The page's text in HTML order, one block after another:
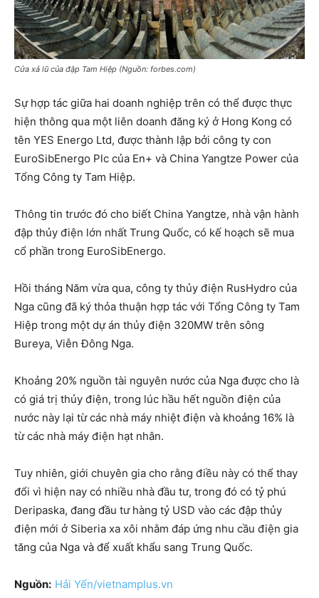
Cửa xả lũ của đập Tam Hiệp (Nguồn: forbes.com)
Sự hợp tác giữa hai doanh nghiệp trên có thể được thực
hiện thông qua một liên doanh đăng ký ở Hong Kong có
tên YES Energo Ltd, được thành lập bởi công ty con
EuroSibEnergo Plc của En+ và China Yangtze Power của
Tổng Công ty Tam Hiệp.
Thông tin trước đó cho biết China Yangtze, nhà vận hành
đập thủy điện lớn nhất Trung Quốc, có kế hoạch sẽ mua
cổ phần trong EuroSibEnergo.
Hồi tháng Năm vừa qua, công ty thủy điện RusHydro của
Nga cũng đã ký thỏa thuận hợp tác với Tổng Công ty Tam
Hiệp trong một dự án thủy điện 320MW trên sông
Bureya, Viễn Đông Nga.
Khoảng 20% nguồn tài nguyên nước của Nga được cho là
có giá trị thủy điện, trong lúc hầu hết nguồn điện của
nước này lại từ các nhà máy nhiệt điện và khoảng 16% là
từ các nhà máy điện hạt nhân.
Tuy nhiên, giới chuyên gia cho rằng điều này có thể thay
đổi vì hiện nay có nhiều nhà đầu tư, trong đó có tỷ phú
Deripaska, đang đầu tư hàng tỷ USD vào các đập thủy
điện mới ở Siberia xa xôi nhằm đáp ứng nhu cầu điện gia
tăng của Nga và để xuất khẩu sang Trung Quốc.
Nguồn: Hải Yến/vietnamplus.vn